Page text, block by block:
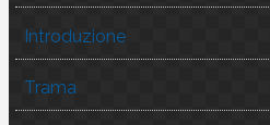
Introduzione
Trama